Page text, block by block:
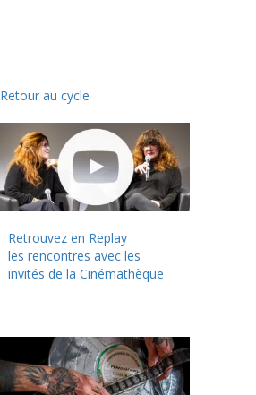
Retour au cycle
Retrouvez en Replay
les rencontres avec les
invités de la Cinémathèque